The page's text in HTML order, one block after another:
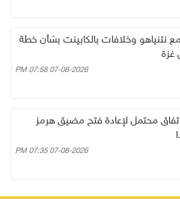
نتنياهو وخلافات بالكابينت بشأن خطة
غزة
07-08-2026 07:58 PM
محتمل لإعادة فتح مضيق هرمز
07-08-2026 07:35 PM